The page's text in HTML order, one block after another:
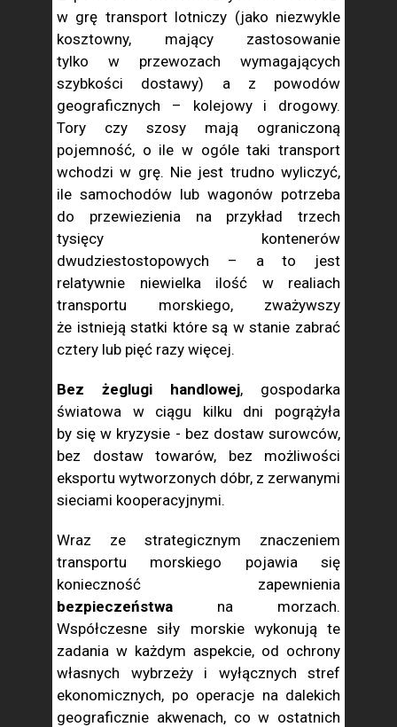
w grę transport lotniczy (jako niezwykle
kosztowny, mający zastosowanie
tylko w przewozach wymagających
szybkości dostawy) a z powodów
geograficznych – kolejowy i drogowy.
Tory czy szosy mają ograniczoną
pojemność, o ile w ogóle taki transport
wchodzi w grę. Nie jest trudno wyliczyć,
ile samochodów lub wagonów potrzeba
do przewiezienia na przykład trzech
tysięcy kontenerów
dwudziestostopowych – a to jest
relatywnie niewielka ilość w realiach
transportu morskiego, zważywszy
że istnieją statki które są w stanie zabrać
cztery lub pięć razy więcej.
Bez żeglugi handlowej, gospodarka
światowa w ciągu kilku dni pogrążyła
by się w kryzysie - bez dostaw surowców,
bez dostaw towarów, bez możliwości
eksportu wytworzonych dóbr, z zerwanymi
sieciami kooperacyjnymi.
Wraz ze strategicznym znaczeniem
transportu morskiego pojawia się
konieczność zapewnienia
bezpieczeństwa na morzach.
Współczesne siły morskie wykonują te
zadania w każdym aspekcie, od ochrony
własnych wybrzeży i wyłącznych stref
ekonomicznych, po operacje na dalekich
geograficznie akwenach, co w ostatnich